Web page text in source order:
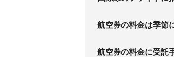
航空券の料金は季節
航空券の料金に受託